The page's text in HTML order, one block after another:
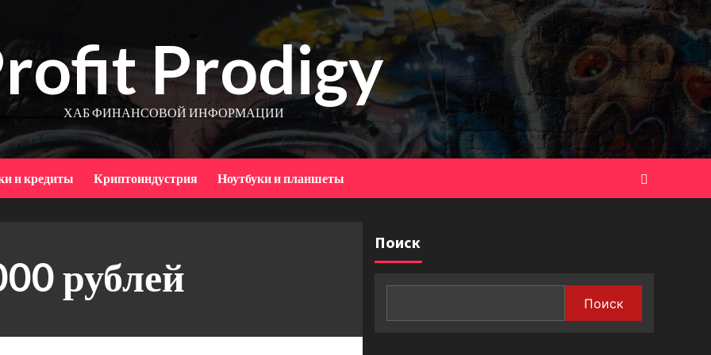
Prodigy
ХАБ ФИНАНСОВОЙ ИНФОРМАЦИИ
и кредиты Криптоиндустрия Ноутбуки и планшеты
рублей
Поиск
Поиск